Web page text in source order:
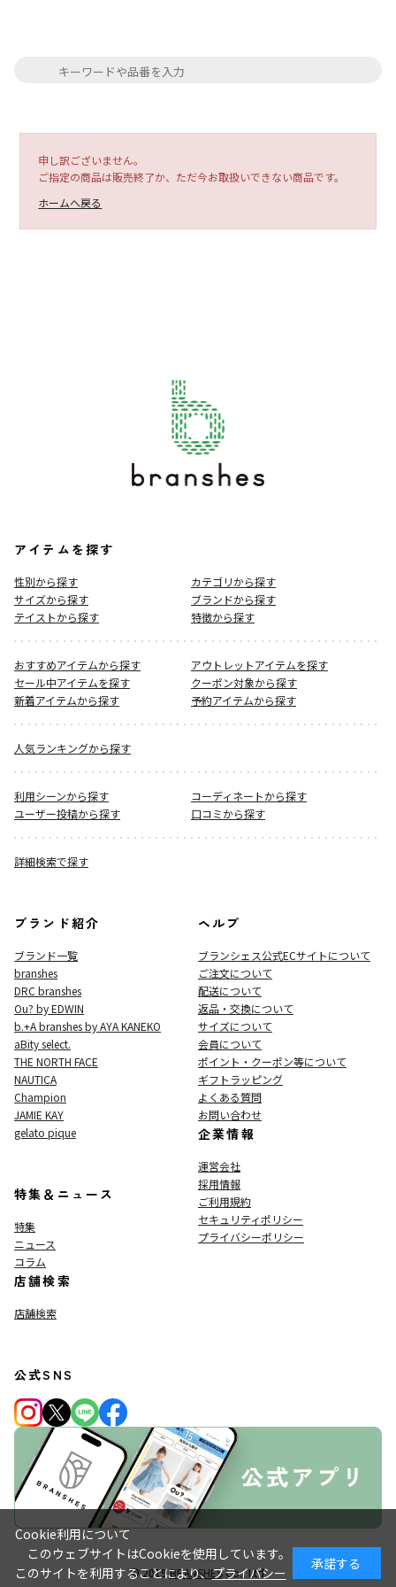
申し訳ございません。
ご指定の商品は販売終了か、ただ今お取扱いできない商品です。
ホームへ戻る
アイテムを探す
性別から探す
カテゴリから探す
サイズから探す
ブランドから探す
テイストから探す
特徴から探す
おすすめアイテムから探す
アウトレットアイテムを探す
セール中アイテムを探す
クーポン対象から探す
新着アイテムから探す
予約アイテムから探す
人気ランキングから探す
利用シーンから探す
コーディネートから探す
ユーザー投稿から探す
口コミから探す
詳細検索で探す
ブランド紹介
ブランド一覧
branshes
DRC branshes
Ou? by EDWIN
b.+A branshes by AYA KANEKO
aBity select.
THE NORTH FACE
NAUTICA
Champion
JAMIE KAY
gelato pique
特集＆ニュース
特集
ニュース
コラム
店舗検索
店舗検索
ヘルプ
ブランシェス公式ECサイトについて
ご注文について
配送について
返品・交換について
サイズについて
会員について
ポイント・クーポン等について
ギフトラッピング
よくある質問
お問い合わせ
企業情報
運営会社
採用情報
ご利用規約
セキュリティポリシー
プライバシーポリシー
公式SNS
© 2019BRANSHESCo., Ltd.
Cookie利用について
このウェブサイトはCookieを使用しています。
このサイトを利用することにより、プライバシー
承諾する